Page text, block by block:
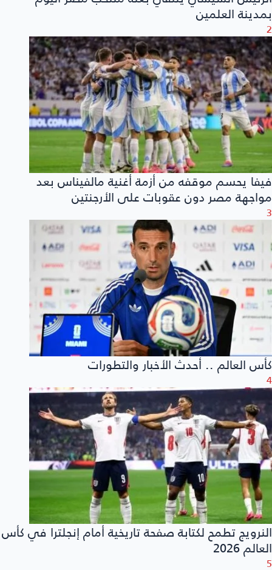
بمدينة العلمين
2
فيفا يحسم موقفه من أزمة أغنية مالفيناس بعد
مواجهة مصر دون عقوبات على الأرجنتين
3
كأس العالم .. أحدث الأخبار والتطورات
4
النرويج تطمح لكتابة صفحة تاريخية أمام إنجلترا في كأس
العالم 2026
5